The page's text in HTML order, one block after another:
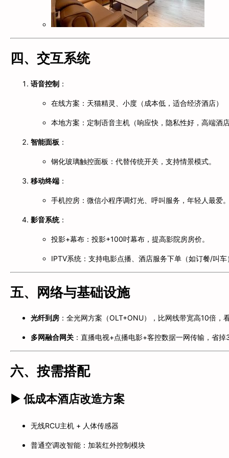
四、交互系统
语音控制 ：
在线方案：天猫精灵、小度（成本低，适合经济酒店）
本地方案：定制语音主机（响应快，隐私性好，高端酒店
智能面板 ：
钢化玻璃触控面板：代替传统开关，支持情景模式。
移动终端 ：
手机控房：微信小程序调灯光、呼叫服务，年轻人最爱。
影音系统：
投影+幕布：投影+100吋幕布，提高影院房房价。
IPTV系统：支持电影点播、酒店服务下单（如订餐/叫车
五、网络与基础设施
光纤到房 ：全光网方案（OLT+ONU），比网线带宽高10倍，
多网融合网关 ：直播电视+点播电影+客控数据一网传输，省掉
六、按需搭配
▶ 低成本酒店改造方案
无线RCU主机 + 人体传感器
普通空调改智能：加装红外控制模块